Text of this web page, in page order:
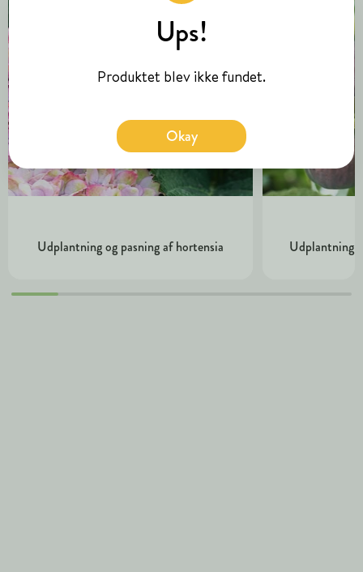
Udplantning og pasning af hortensia Udplantning
Ups!
Produktet blev ikke fundet.
Okay